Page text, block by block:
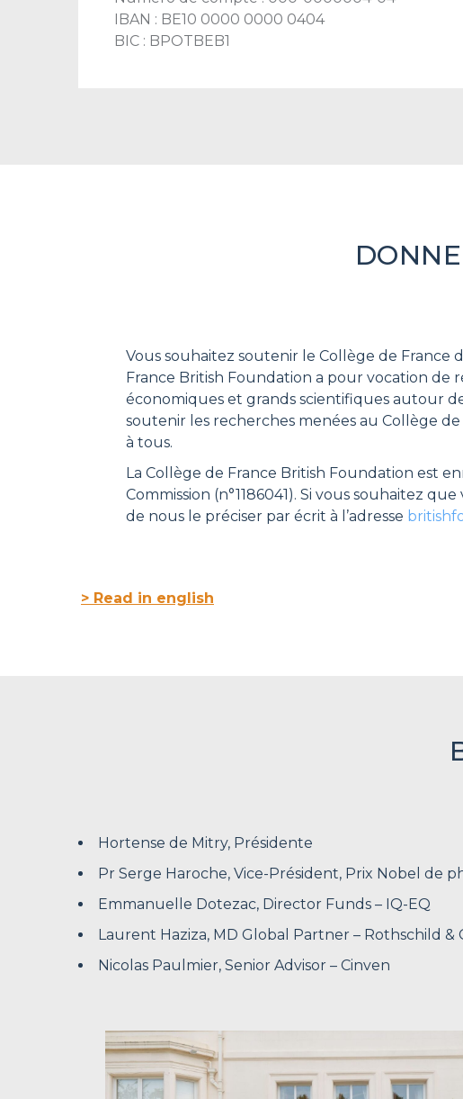
IBAN : BE10 0000 0000 0404
BIC : BPOTBEB1
Vous souhaitez soutenir le Collège de France
France British Foundation a pour vocation de
économiques et grands scientifiques autour
soutenir les recherches menées au Collège de
à tous.
La Collège de France British Foundation est
Commission (n°1186041). Si vous souhaitez
de nous le préciser par écrit à l’adresse
> Read in english
Hortense de Mitry, Présidente
Pr Serge Haroche, Vice-Président, Prix Nobel de
Emmanuelle Dotezac, Director Funds – IQ-EQ
Laurent Haziza, MD Global Partner – Rothschild &
Nicolas Paulmier, Senior Advisor – Cinven